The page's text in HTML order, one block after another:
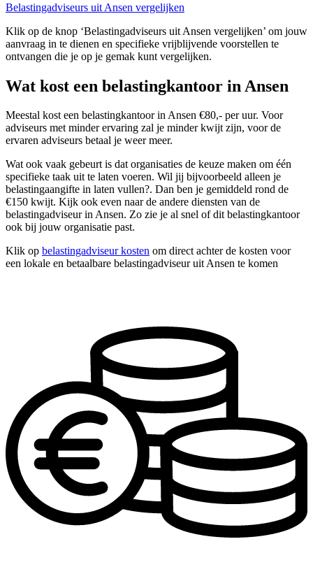
Belastingadviseurs uit Ansen vergelijken
Klik op de knop ‘Belastingadviseurs uit Ansen vergelijken’ om jouw
aanvraag in te dienen en specifieke vrijblijvende voorstellen te
ontvangen die je op je gemak kunt vergelijken.
Wat kost een belastingkantoor in Ansen
Meestal kost een belastingkantoor in Ansen €80,- per uur. Voor
adviseurs met minder ervaring zal je minder kwijt zijn, voor de
ervaren adviseurs betaal je weer meer.
Wat ook vaak gebeurt is dat organisaties de keuze maken om één
specifieke taak uit te laten voeren. Wil jij bijvoorbeeld alleen je
belastingaangifte in laten vullen?. Dan ben je gemiddeld rond de
€150 kwijt. Kijk ook even naar de andere diensten van de
belastingadviseur in Ansen. Zo zie je al snel of dit belastingkantoor
ook bij jouw organisatie past.
Klik op belastingadviseur kosten om direct achter de kosten voor
een lokale en betaalbare belastingadviseur uit Ansen te komen